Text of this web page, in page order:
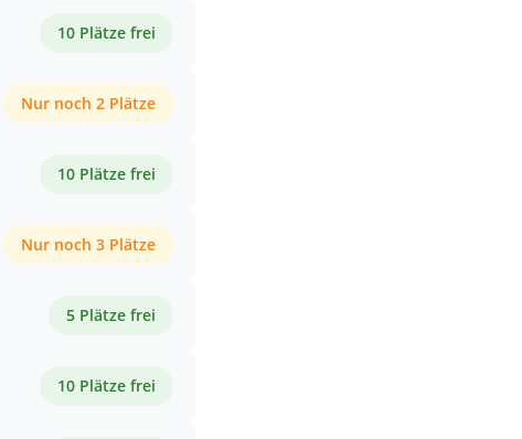
10 Plätze frei
Nur noch 2 Plätze
10 Plätze frei
Nur noch 3 Plätze
5 Plätze frei
10 Plätze frei